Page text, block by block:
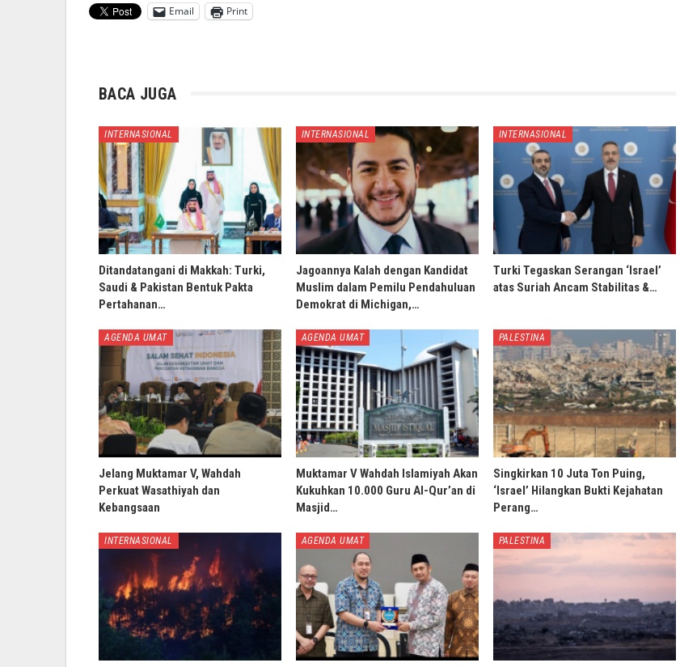
Email Print
BACA JUGA
INTERNASIONAL
Ditandatangani di Makkah: Turki,
Saudi & Pakistan Bentuk Pakta
Pertahanan…
INTERNASIONAL
Jagoannya Kalah dengan Kandidat
Muslim dalam Pemilu Pendahuluan
Demokrat di Michigan,…
INTERNASIONAL
Turki Tegaskan Serangan ‘Israel’
atas Suriah Ancam Stabilitas &…
AGENDA UMAT
Jelang Muktamar V, Wahdah
Perkuat Wasathiyah dan
Kebangsaan
AGENDA UMAT
Muktamar V Wahdah Islamiyah Akan
Kukuhkan 10.000 Guru Al-Qur’an di
Masjid…
PALESTINA
Singkirkan 10 Juta Ton Puing,
‘Israel’ Hilangkan Bukti Kejahatan
Perang…
INTERNASIONAL AGENDA UMAT PALESTINA